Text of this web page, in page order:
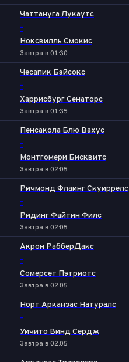
Чаттануга Лукаутс
-
Ноксвилль Смокис
Завтра в 01:30
Чесапик Бэйсокс
-
Харрисбург Сенаторс
Завтра в 01:35
Пенсакола Блю Вахус
-
Монтгомери Бисквитс
Завтра в 02:05
Ричмонд Флаинг Скуиррелс
-
Ридинг Файтин Филс
Завтра в 02:05
Акрон РабберДакс
-
Сомерсет Пэтриотс
Завтра в 02:05
Норт Арканзас Натуралс
-
Уичито Винд Сердж
Завтра в 02:05